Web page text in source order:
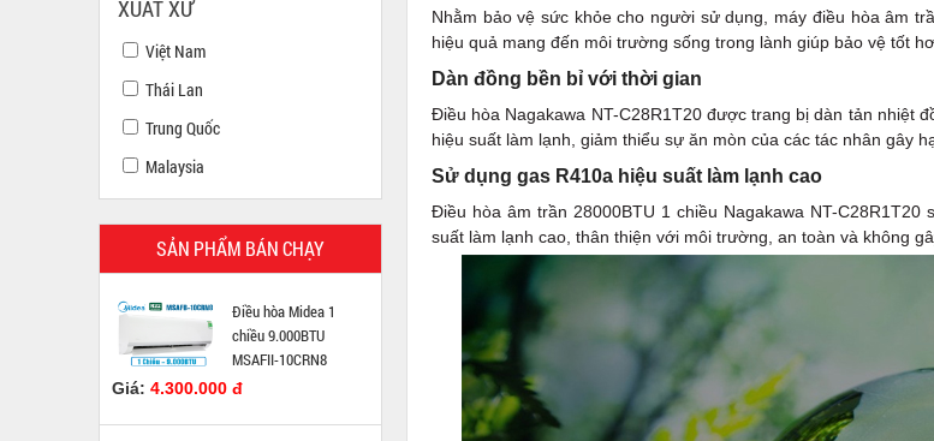
XUẤT XỨ
Việt Nam
Thái Lan
Trung Quốc
Malaysia
SẢN PHẨM BÁN CHẠY
Điều hòa Midea 1
chiều 9.000BTU
MSAFII-10CRN8
Giá: 4.300.000 đ
Nhằm bảo vệ sức khỏe cho người sử dụng, máy điều hòa âm
hiệu quả mang đến môi trường sống trong lành giúp bảo vệ tốt
Dàn đồng bền bỉ với thời gian
Điều hòa Nagakawa NT-C28R1T20 được trang bị dàn tản nhiệt
hiệu suất làm lạnh, giảm thiểu sự ăn mòn của các tác nhân gây
Sử dụng gas R410a hiệu suất làm lạnh cao
Điều hòa âm trần 28000BTU 1 chiều Nagakawa NT-
suất làm lạnh cao, thân thiện với môi trường, an toàn và không